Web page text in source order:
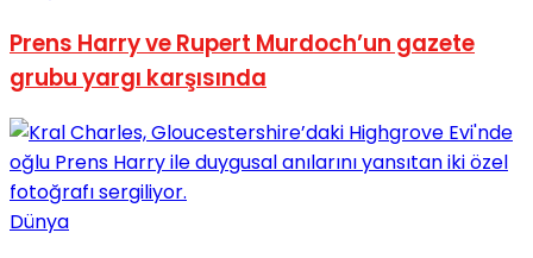
Prens Harry ve Rupert Murdoch’un gazete
grubu yargı karşısında
Dünya